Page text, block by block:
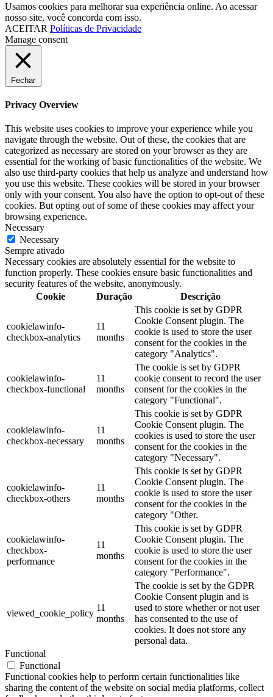
Usamos cookies para melhorar sua experiência online. Ao acessar
nosso site, você concorda com isso.
ACEITAR Políticas de Privacidade
Manage consent
Fechar
Privacy Overview
This website uses cookies to improve your experience while you
navigate through the website. Out of these, the cookies that are
categorized as necessary are stored on your browser as they are
essential for the working of basic functionalities of the website. We
also use third-party cookies that help us analyze and understand how
you use this website. These cookies will be stored in your browser
only with your consent. You also have the option to opt-out of these
cookies. But opting out of some of these cookies may affect your
browsing experience.
Necessary
Necessary
Sempre ativado
Necessary cookies are absolutely essential for the website to
function properly. These cookies ensure basic functionalities and
security features of the website, anonymously.
Cookie
Duração Descrição
cookielawinfo-
checkbox-analytics
11
months
This cookie is set by GDPR
Cookie Consent plugin. The
cookie is used to store the user
consent for the cookies in the
category "Analytics".
cookielawinfo-
checkbox-functional
11
months
The cookie is set by GDPR
cookie consent to record the user
consent for the cookies in the
category "Functional".
cookielawinfo-
checkbox-necessary
11
months
This cookie is set by GDPR
Cookie Consent plugin. The
cookies is used to store the user
consent for the cookies in the
category "Necessary".
cookielawinfo-
checkbox-others
11
months
This cookie is set by GDPR
Cookie Consent plugin. The
cookie is used to store the user
consent for the cookies in the
category "Other.
cookielawinfo-
checkbox-
performance
11
months
This cookie is set by GDPR
Cookie Consent plugin. The
cookie is used to store the user
consent for the cookies in the
category "Performance".
viewed_cookie_policy
11
months
The cookie is set by the GDPR
Cookie Consent plugin and is
used to store whether or not user
has consented to the use of
cookies. It does not store any
personal data.
Functional
Functional
Functional cookies help to perform certain functionalities like
sharing the content of the website on social media platforms, collect